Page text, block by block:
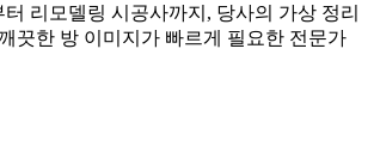
리모델링 시공사까지, 당사의 가상 정리
끗한 방 이미지가 빠르게 필요한 전문가